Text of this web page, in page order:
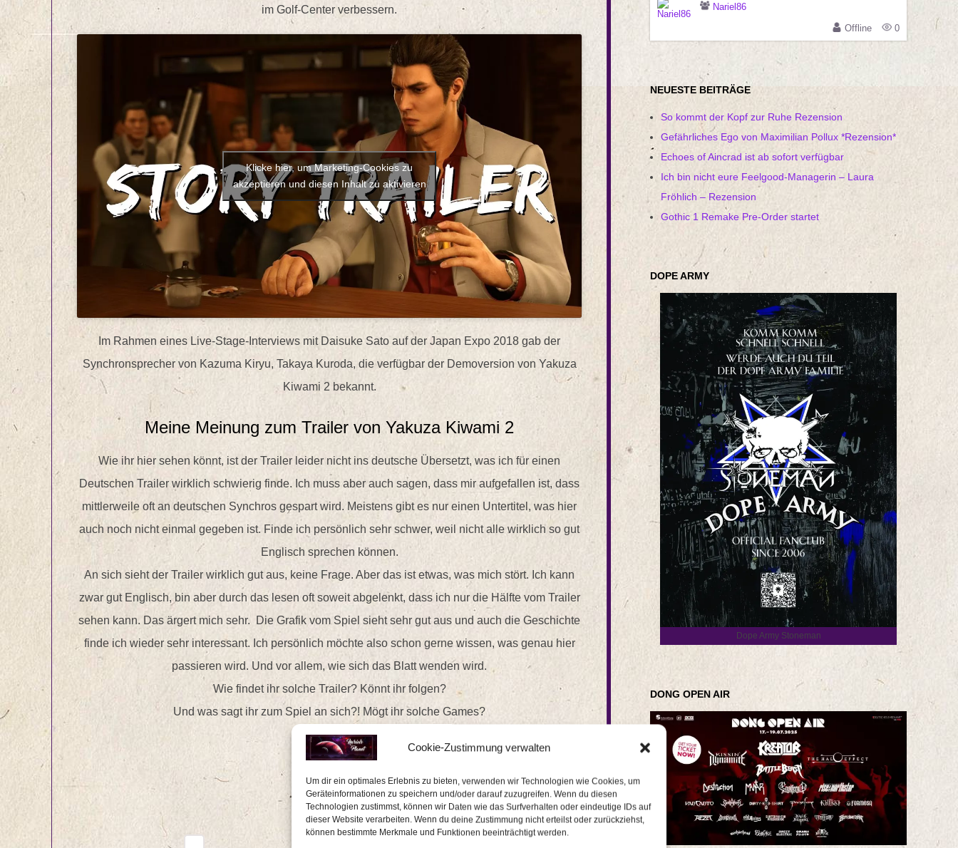
Cookie-Zustimmung verwalten
Um dir ein optimales Erlebnis zu bieten, verwenden wir Technologien wie Cookies, um
Geräteinformationen zu speichern und/oder darauf zuzugreifen. Wenn du diesen
Technologien zustimmst, können wir Daten wie das Surfverhalten oder eindeutige IDs auf
dieser Website verarbeiten. Wenn du deine Zustimmung nicht erteilst oder zurückziehst,
können bestimmte Merkmale und Funktionen beeinträchtigt werden.
im Golf-Center verbessern.
Klicke hier, um Marketing-Cookies zu
akzeptieren und diesen Inhalt zu aktivieren
Im Rahmen eines Live-Stage-Interviews mit Daisuke Sato auf der Japan Expo 2018 gab der
Synchronsprecher von Kazuma Kiryu, Takaya Kuroda, die verfügbar der Demoversion von Yakuza
Kiwami 2 bekannt.
Meine Meinung zum Trailer von Yakuza Kiwami 2
Wie ihr hier sehen könnt, ist der Trailer leider nicht ins deutsche Übersetzt, was ich für einen
Deutschen Trailer wirklich schwierig finde. Ich muss aber auch sagen, dass mir aufgefallen ist, dass
mittlerweile oft an deutschen Synchros gespart wird. Meistens gibt es nur einen Untertitel, was hier
auch noch nicht einmal gegeben ist. Finde ich persönlich sehr schwer, weil nicht alle wirklich so gut
Englisch sprechen können.
An sich sieht der Trailer wirklich gut aus, keine Frage. Aber das ist etwas, was mich stört. Ich kann
zwar gut Englisch, bin aber durch das lesen oft soweit abgelenkt, dass ich nur die Hälfte vom Trailer
sehen kann. Das ärgert mich sehr. Die Grafik vom Spiel sieht sehr gut aus und auch die Geschichte
finde ich wieder sehr interessant. Ich persönlich möchte also schon gerne wissen, was genau hier
passieren wird. Und vor allem, wie sich das Blatt wenden wird.
Wie findet ihr solche Trailer? Könnt ihr folgen?
Und was sagt ihr zum Spiel an sich?! Mögt ihr solche Games?
Bis Dahin
Nariel86
Offline
0
NEUESTE BEITRÄGE
So kommt der Kopf zur Ruhe Rezension
Gefährliches Ego von Maximilian Pollux *Rezension*
Echoes of Aincrad ist ab sofort verfügbar
Ich bin nicht eure Feelgood-Managerin – Laura
Fröhlich – Rezension
Gothic 1 Remake Pre-Order startet
DOPE ARMY
Dope Army Stoneman
DONG OPEN AIR